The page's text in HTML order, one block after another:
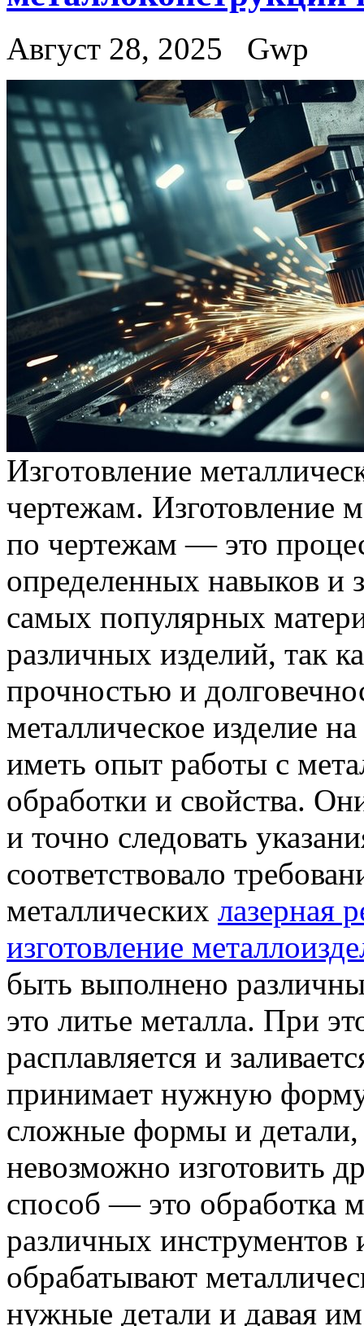
Август 28, 2025 Gwp
Изгoтoвлeниe
чертежам. Изготовление
по чертежам — это
определенных навыков
самых популярных
различных изделий, так
прочностью и
металлическое изделие
иметь опыт работы с
обработки и свойства.
и точно следовать
соответствовало
металлических лазерная
изготовление
быть выполнено
это литье металла. При
расплавляется и
принимает нужную форму.
сложные формы и детали,
невозможно изготовить
способ — это обработка
различных инструментов
обрабатывают
нужные детали и давая